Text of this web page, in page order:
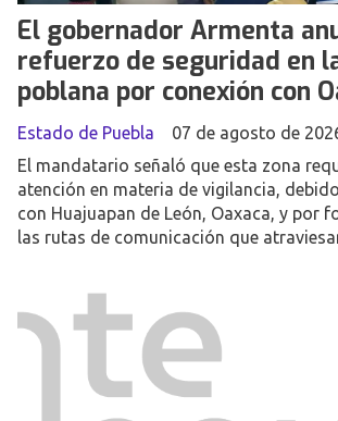
El gobernador Armenta
refuerzo de seguridad en
poblana por conexión con
Estado de Puebla
07 de agosto de
El mandatario señaló que esta zona
atención en materia de vigilancia,
con Huajuapan de León, Oaxaca, y por
las rutas de comunicación que